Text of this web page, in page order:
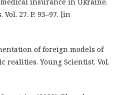
27. P. 93–97. [in
of foreign models of
realities. Young Scientist. Vol.